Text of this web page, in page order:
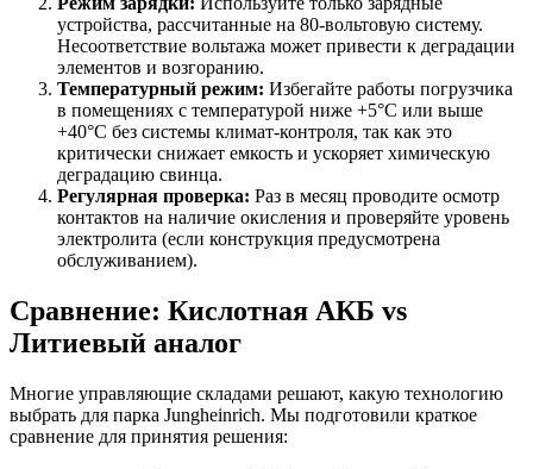
устройства, рассчитанные на 80-вольтовую систему.
Несоответствие вольтажа может привести к деградации
элементов и возгоранию.
Температурный режим: Избегайте работы погрузчика
в помещениях с температурой ниже +5°C или выше
+40°C без системы климат-контроля, так как это
критически снижает емкость и ускоряет химическую
деградацию свинца.
Регулярная проверка: Раз в месяц проводите осмотр
контактов на наличие окисления и проверяйте уровень
электролита (если конструкция предусмотрена
обслуживанием).
Сравнение: Кислотная АКБ vs
Литиевый аналог
Многие управляющие складами решают, какую технологию
выбрать для парка Jungheinrich. Мы подготовили краткое
сравнение для принятия решения: